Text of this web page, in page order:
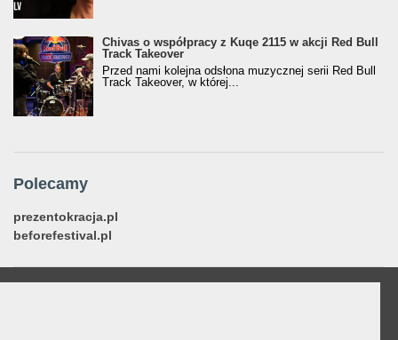
Chivas o współpracy z Kuqe 2115 w akcji Red Bull
Track Takeover
Przed nami kolejna odsłona muzycznej serii Red Bull
Track Takeover, w której...
Polecamy
prezentokracja.pl
beforefestival.pl